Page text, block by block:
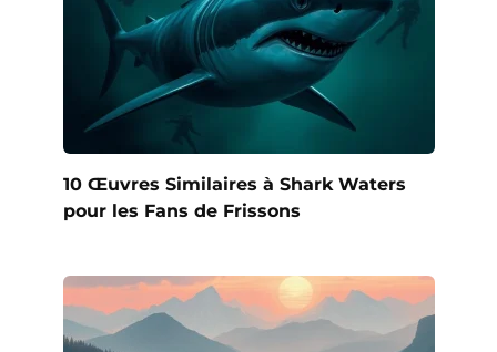
10 Œuvres Similaires à Shark Waters
pour les Fans de Frissons